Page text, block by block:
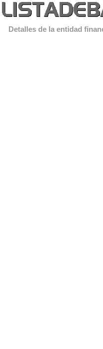
Detalles de la entidad